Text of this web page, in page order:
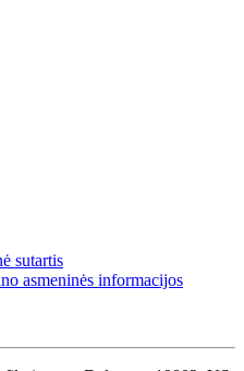
sutartis
asmeninės informacijos